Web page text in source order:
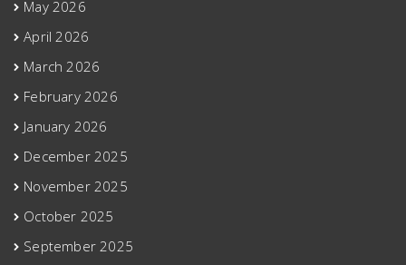
May 2026
April 2026
March 2026
February 2026
January 2026
December 2025
November 2025
October 2025
September 2025